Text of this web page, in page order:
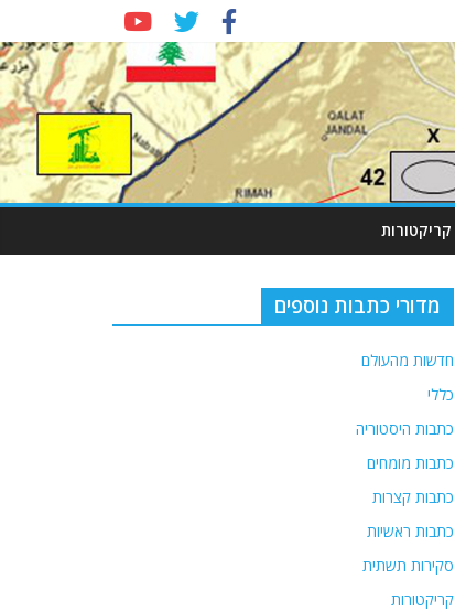
קריקטורות
מדורי כתבות נוספים
חדשות מהעולם
כללי
כתבות היסטוריה
כתבות מומחים
כתבות קצרות
כתבות ראשיות
סקירות תשתית
קריקטורות